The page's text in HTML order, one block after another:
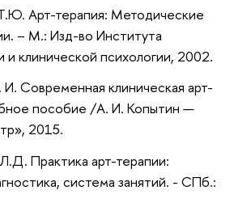
Арт-терапия: Методические
– М.: Изд-во Института
и клинической психологии, 2002.
Современная клиническая арт-
пособие /А. И. Копытин —
2015.
Практика арт-терапии:
система занятий. - СПб.: